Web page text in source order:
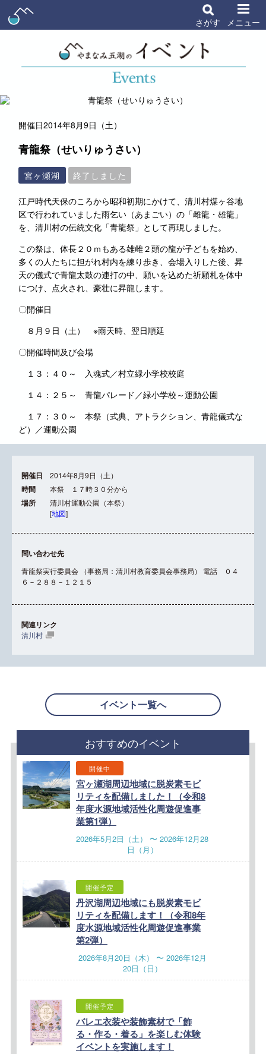
さがす メニュー
開催日2014年8月9日（土）
青龍祭（せいりゅうさい）
宮ヶ瀬湖 終了しました
江戸時代天保のころから昭和初期にかけて、清川村煤ヶ谷地
区で行われていました雨乞い （あまごい）の「雌龍・雄龍」
を、清川村の伝統文化「青龍祭」として再現しました。
この祭は、体長２０ｍもある雄雌２頭の龍が子どもを始め、
多くの人たちに担がれ村内を練り歩き、会場入りした後、昇
天の儀式で青龍太鼓の連打の中、願いを込めた祈願札を体中
につけ、点火され、豪壮に昇龍します。
〇開催日
８月９日（土） ※雨天時、翌日順延
〇開催時間及び会場
１３：４０～ 入魂式／村立緑小学校校庭
１４：２５～ 青龍パレード／緑小学校～運動公園
１７：３０～ 本祭（式典、アトラクション、青龍儀式な
ど）／運動公園
開催日 2014年8月9日（土）
時間 本祭 １７時３０分から
場所
清川村運動公園（本祭）
[地図]
問い合わせ先
青龍祭実行委員会 （事務局：清川村教育委員会事務局） 電話 ０４
６－２８８－１２１５
関連リンク
清川村
イベント一覧へ
おすすめのイベント
開催中
宮ヶ瀬湖周辺地域に脱炭素モビ
リティを配備しました！（令和8
年度水源地域活性化周遊促進事
業第1弾）
2026年5月2日（土） 〜 2026年12月28
日（月）
開催予定
丹沢湖周辺地域にも脱炭素モビ
リティを配備します！（令和8年
度水源地域活性化周遊促進事業
第2弾）
2026年8月20日（木） 〜 2026年12月
20日（日）
開催予定
バレエ衣装や装飾素材で「飾
る・作る・着る」を楽しむ体験
イベントを実施します！